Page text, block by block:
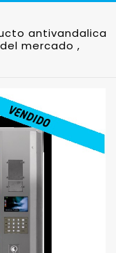
antivandalica
mercado ,